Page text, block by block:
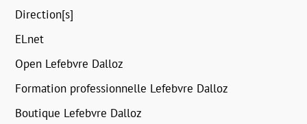
Direction[s]
ELnet
Open Lefebvre Dalloz
Formation professionnelle Lefebvre Dalloz
Boutique Lefebvre Dalloz